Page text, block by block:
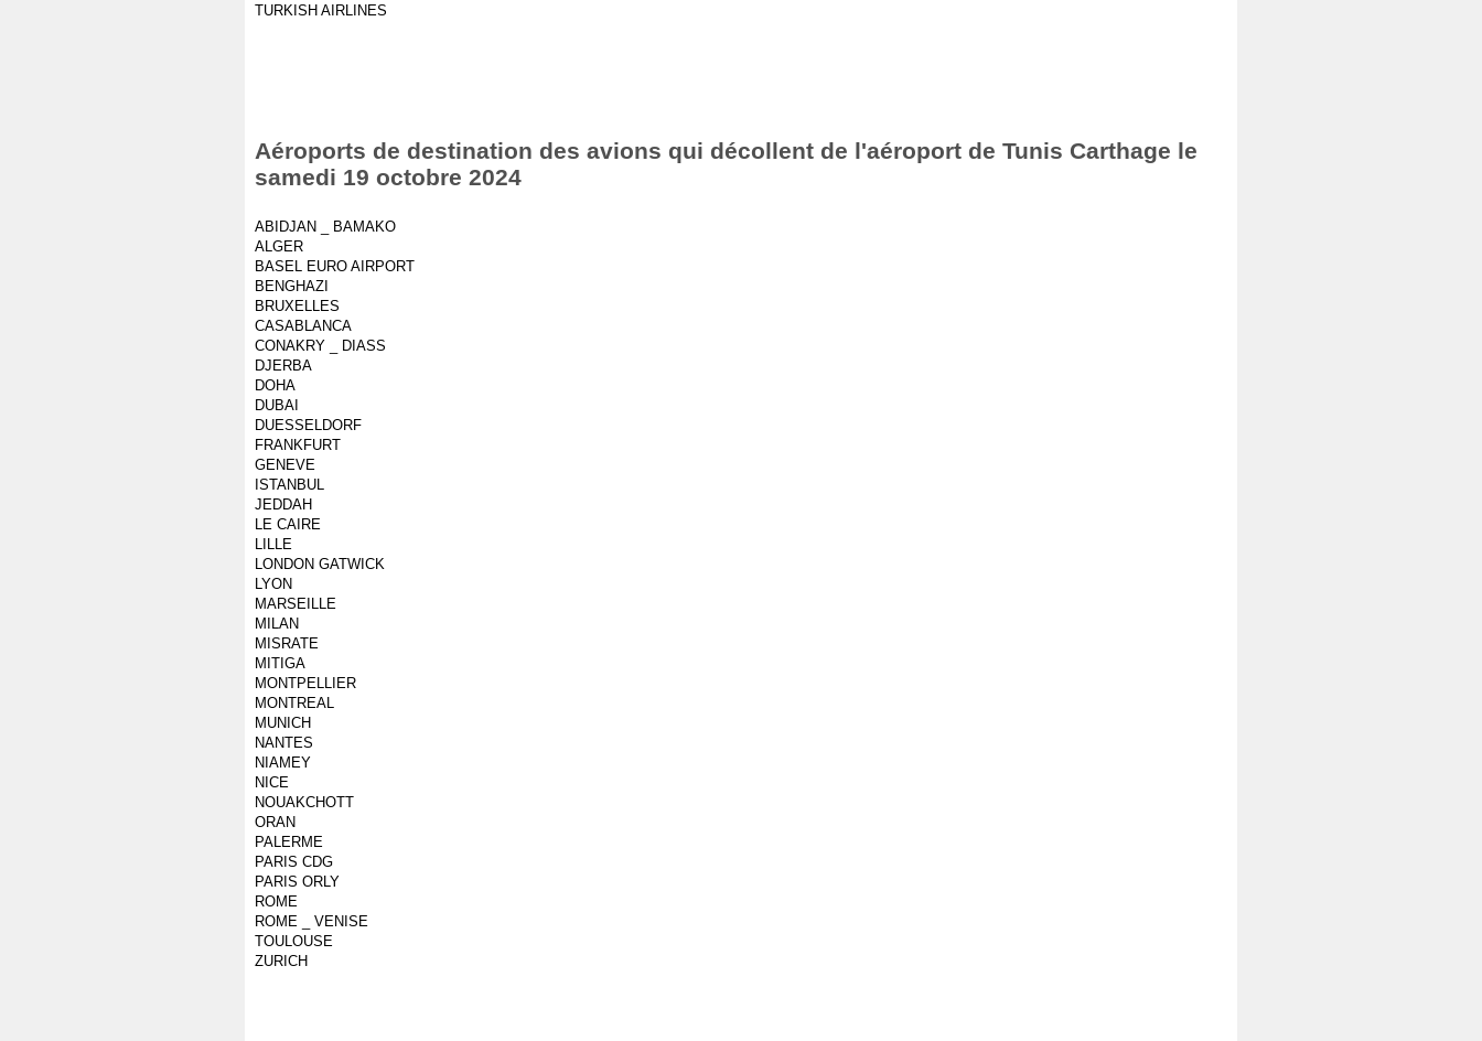
TURKISH AIRLINES
Aéroports de destination des avions qui décollent de l'aéroport de Tunis Carthage le
samedi 19 octobre 2024
ABIDJAN _ BAMAKO
ALGER
BASEL EURO AIRPORT
BENGHAZI
BRUXELLES
CASABLANCA
CONAKRY _ DIASS
DJERBA
DOHA
DUBAI
DUESSELDORF
FRANKFURT
GENEVE
ISTANBUL
JEDDAH
LE CAIRE
LILLE
LONDON GATWICK
LYON
MARSEILLE
MILAN
MISRATE
MITIGA
MONTPELLIER
MONTREAL
MUNICH
NANTES
NIAMEY
NICE
NOUAKCHOTT
ORAN
PALERME
PARIS CDG
PARIS ORLY
ROME
ROME _ VENISE
TOULOUSE
ZURICH